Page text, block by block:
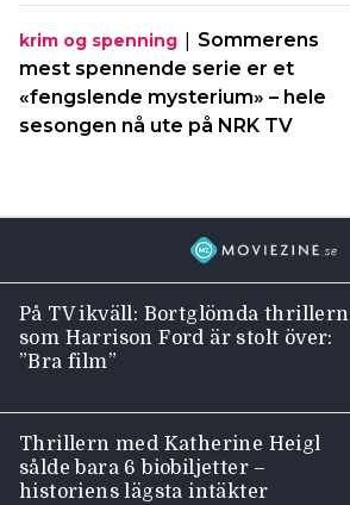
krim og spenning | Sommerens
mest spennende serie er et
«fengslende mysterium» – hele
sesongen nå ute på NRK TV
På TV ikväll: Bortglömda thrillern
som Harrison Ford är stolt över:
”Bra film”
Thrillern med Katherine Heigl
sålde bara 6 biobiljetter –
historiens lägsta intäkter